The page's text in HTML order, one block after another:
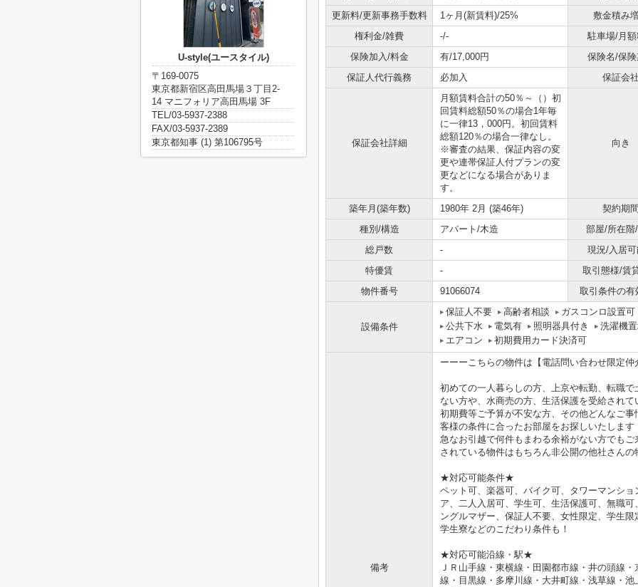
更新料/更新事務手数料
1ヶ月(新賃料)/25%
敷金積み
権利金/雑費
-/-
駐車場/月
保険加入/料金
有/17,000円
保険名/保
保証人代行義務
必加入 保証会
保証会社詳細
月額賃料合計の50％～（）初
回賃料総額50％の場合1年毎
に一律13，000円。初回賃料
総額120％の場合一律なし。
※審査の結果、保証内容の変
更や連帯保証人付プランの変
更などになる場合がありま
す。
向き
築年月(築年数) 1980年 2月 (築46年)
契約期
種別/構造
アパート/木造
部屋/所在階
総戸数
-
現況/入居
特優賃
-
取引態様/賃
物件番号
91066074 取引条件の有
設備条件
保証人不要 高齢者相談
ガスコンロ設置可
公共下水
電気有 照明器具付き
洗濯機
エアコン
初期費用カード決済可
備考
ーーーこちらの物件は【電話問い合わせ限定
初めての一人暮らしの方、上京や転勤、転職
ない方や、水商売の方、生活保護を受給され
初期費等ご予算が不安な方、その他どんなご
客様の条件に合ったお部屋をお探しいたします
急なお引越で何件もまわる余裕がない方でも
されている物件はもちろん非公開の他社さん
★対応可能条件★
ペット可、楽器可、バイク可、タワーマンシ
ア、二人入居可、学生可、生活保護可、無職
ングルマザー、保証人不要、女性限定、学生
学生寮などのこだわり条件も！
★対応可能沿線・駅★
ＪＲ山手線・東横線・田園都市線・井の頭線
線・目黒線・多摩川線・大井町線・浅草線・
U-style(ユースタイル)
〒169-0075
東京都新宿区高田馬場３丁目2-
14 マニフォリア高田馬場 3F
TEL/03-5937-2388
FAX/03-5937-2389
東京都知事 (1) 第106795号